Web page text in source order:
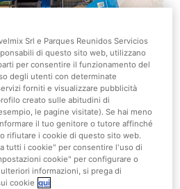
ti aspettano a Mirabeach!
Srl e Parques Reunidos Servicios
di questo sito web, utilizzano
per consentire il funzionamento del
degli utenti con determinate
forniti e visualizzare pubblicità
creato sulle abitudini di
le pagine visitate). Se hai meno
il tuo genitore o tutore affinché
rifiutare i cookie di questo sito web.
tutti i cookie" per consentire l'uso di
cookie" per configurare o
informazioni, si prega di
cookie qui